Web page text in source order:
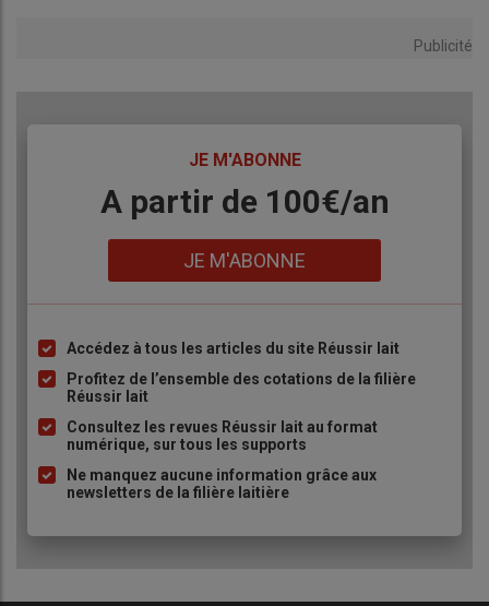
Publicité
JE M'ABONNE
BodyA partir de 100€/an
JE M'ABONNE
Liste
à
puce
Accédez à tous les articles du site Réussir lait
Profitez de l’ensemble des cotations de la filière
Réussir lait
Consultez les revues Réussir lait au format
numérique, sur tous les supports
Ne manquez aucune information grâce aux
newsletters de la filière laitière